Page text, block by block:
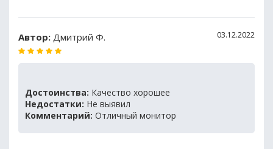
Автор: Дмитрий Ф. 03.12.2022
Достоинства: Качество хорошее
Недостатки: Не выявил
Комментарий: Отличный монитор